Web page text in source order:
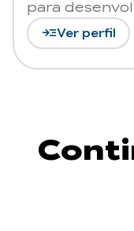
para
read_moreVer perfil